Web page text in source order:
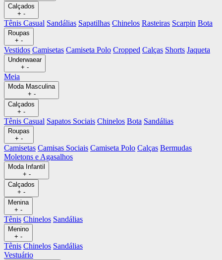
Calçados
+ -
Tênis Casual Sandálias Sapatilhas Chinelos Rasteiras Scarpin Bota
Roupas
+ -
Vestidos Camisetas Camiseta Polo Cropped Calças Shorts Jaqueta
Underwaear
+ -
Meia
Moda Masculina
+ -
Calçados
+ -
Tênis Casual Sapatos Sociais Chinelos Bota Sandálias
Roupas
+ -
Camisetas Camisas Sociais Camiseta Polo Calças Bermudas
Moletons e Agasalhos
Moda Infantil
+ -
Calçados
+ -
Menina
+ -
Tênis Chinelos Sandálias
Menino
+ -
Tênis Chinelos Sandálias
Vestuário